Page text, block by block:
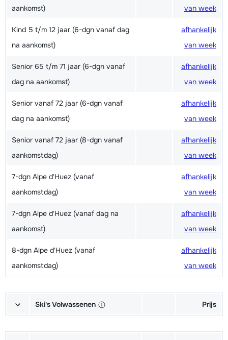
aankomst)
van week
Kind 5 t/m 12 jaar (6-dgn vanaf dag
na aankomst)
afhankelijk
van week
Senior 65 t/m 71 jaar (6-dgn vanaf
dag na aankomst)
afhankelijk
van week
Senior vanaf 72 jaar (6-dgn vanaf
dag na aankomst)
afhankelijk
van week
Senior vanaf 72 jaar (8-dgn vanaf
aankomstdag)
afhankelijk
van week
7-dgn Alpe d'Huez (vanaf
aankomstdag)
afhankelijk
van week
7-dgn Alpe d'Huez (vanaf dag na
aankomst)
afhankelijk
van week
8-dgn Alpe d'Huez (vanaf
aankomstdag)
afhankelijk
van week
Ski's Volwassenen Prijs